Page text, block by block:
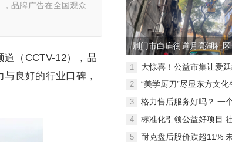
品牌广告在全国观众
（CCTV-12），品
良好的行业口碑，
荆门市白庙街道月亮湖社
烦心事 提升居民生活环境
1 大惊喜！公益市集让爱
2
“美学厨刀”尽显东方文
3
格力售后服务好吗？ 一
4
标准化引领公益好项目
5
耐克盘后股价跌超11%